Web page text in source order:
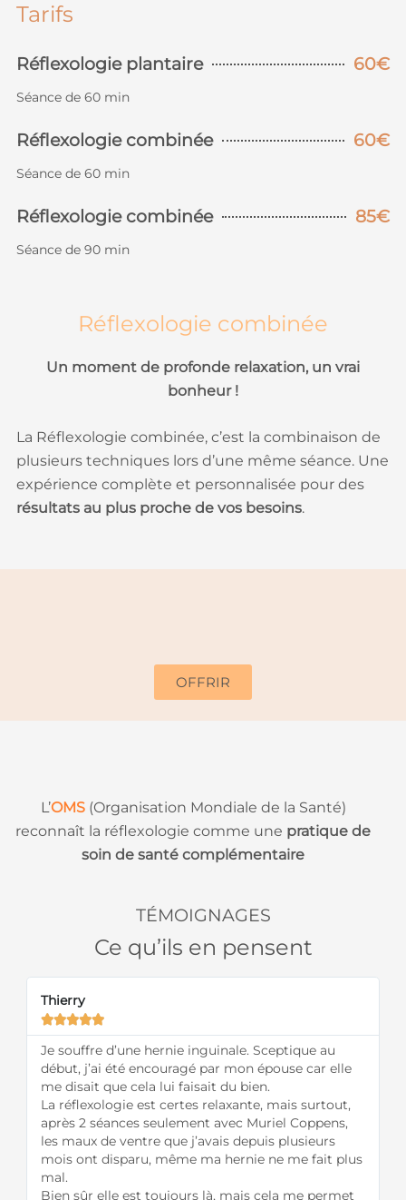
Tarifs
Réflexologie plantaire 60€
Séance de 60 min
Réflexologie combinée 60€
Séance de 60 min
Réflexologie combinée 85€
Séance de 90 min
Réflexologie combinée
Un moment de profonde relaxation, un vrai
bonheur !
La Réflexologie combinée, c’est la combinaison de
plusieurs techniques lors d’une même séance. Une
expérience complète et personnalisée pour des
résultats au plus proche de vos besoins.
OFFRIR
L’OMS(Organisation Mondiale de la Santé)
reconnaît la réflexologie comme une pratique de
soin de santé complémentaire
TÉMOIGNAGES
Ce qu’ils en pensent
Thierry

Je souffre d’une hernie inguinale. Sceptique au
début, j’ai été encouragé par mon épouse car elle
me disait que cela lui faisait du bien.
La réflexologie est certes relaxante, mais surtout,
après 2 séances seulement avec Muriel Coppens,
les maux de ventre que j’avais depuis plusieurs
mois ont disparu, même ma hernie ne me fait plus
mal.
Bien sûr elle est toujours là, mais cela me permet